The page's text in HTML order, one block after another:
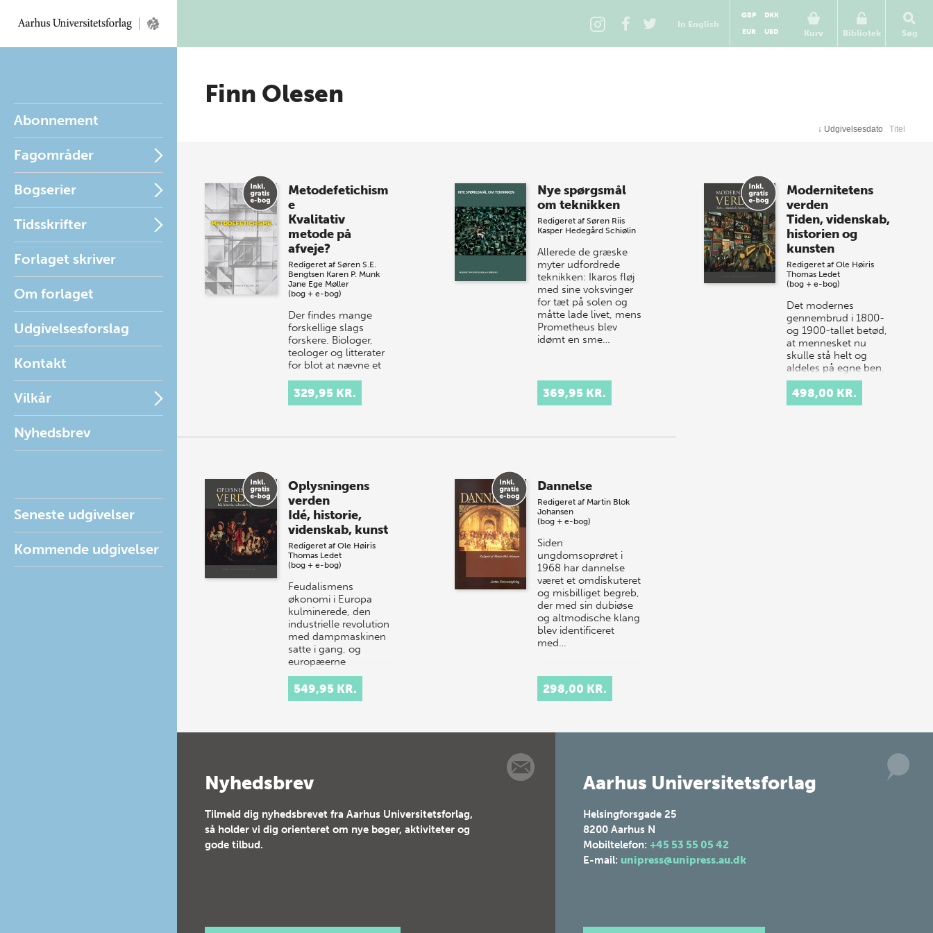
In English
Kurv
GBP
DKK
EUR
USD Bibliotek Søg
Abonnement
Fagområder
Bogserier
Tidsskrifter
Forlaget skriver
Om forlaget
Udgivelsesforslag
Kontakt
Vilkår
Nyhedsbrev
Seneste udgivelser
Kommende udgivelser
Finn Olesen
↓ Udgivelsesdato Titel
Metodefetichism
e
Kvalitativ
metode på
afveje?
Redigeret af Søren S.E.
Bengtsen Karen P. Munk
Jane Ege Møller
(bog + e-bog)
Der findes mange
forskellige slags
forskere. Biologer,
teologer og litterater
for blot at nævne et
par stykker. De
studerer vidt
forskellige
329,95 KR.
Nye spørgsmål
om teknikken
Redigeret af Søren Riis
Kasper Hedegård Schiølin
Allerede de græske
myter udfordrede
teknikken: Ikaros fløj
med sine voksvinger
for tæt på solen og
måtte lade livet, mens
Prometheus blev
idømt en sme…
369,95 KR.
Modernitetens
verden
Tiden, videnskab,
historien og
kunsten
Redigeret afOle Høiris
Thomas Ledet
(bog + e-bog)
Det modernes
gennembrud i 1800-
og 1900-tallet betød,
at mennesket nu
skulle stå helt og
aldeles på egne ben.
Familien, naturen,
historien, Gud og
nat…
498,00 KR.
Oplysningens
verden
Idé, historie,
videnskab, kunst
Redigeret af Ole Høiris
Thomas Ledet
(bog + e-bog)
Feudalismens
økonomi i Europa
kulminerede, den
industrielle revolution
med dampmaskinen
satte i gang, og
europæerne
systematiserede
global arbejdsdeli…
549,95 KR.
Dannelse
Redigeret af Martin Blok
Johansen
(bog + e-bog)
Siden
ungdomsoprøret i
1968 har dannelse
været et omdiskuteret
og misbilliget begreb,
der med sin dubiøse
og altmodische klang
blev identificeret
med…
298,00 KR.
Nyhedsbrev
Tilmeld dig nyhedsbrevet fra Aarhus Universitetsforlag,
så holder vi dig orienteret om nye bøger, aktiviteter og
gode tilbud.
Aarhus Universitetsforlag
Helsingforsgade 25
8200 Aarhus N
Mobiltelefon: +45 53 55 05 42
E-mail: unipress@unipress.au.dk